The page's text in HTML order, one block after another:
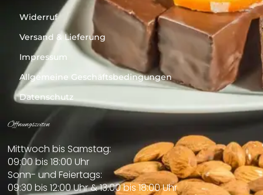
Widerruf
Versand & Lieferung
Impressum
Allgemeine Geschäftsbedingungen
Datenschutz
Öffnungszeiten
Mittwoch bis Samstag:
09:00 bis 18:00 Uhr
Sonn- und Feiertags:
09:30 bis 12:00 Uhr & 13:00 bis 18:00 Uhr